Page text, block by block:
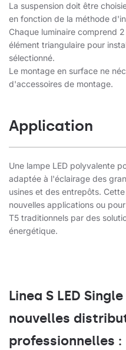
La suspension doit être
en fonction de la méthode
Chaque luminaire comprend
élément triangulaire pour
sélectionné.
Le montage en surface ne
d'accessoires de montage.
Application
Une lampe LED polyvalente
adaptée à l'éclairage des
usines et des entrepôts.
nouvelles applications ou
T5 traditionnels par des
énergétique.
Linea S LED
nouvelles
professionnelles :